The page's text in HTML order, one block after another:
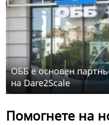
ОББ е основен
на Dare2Scale
Помогнете на